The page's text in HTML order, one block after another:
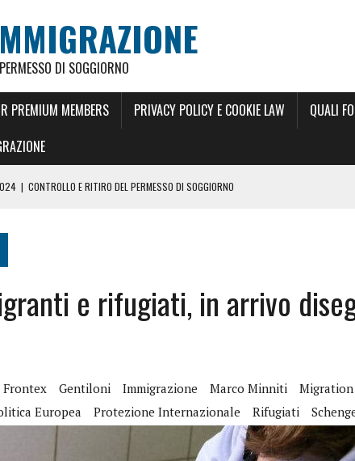
DI SOGGIORNO
PREMIUM MEMBERS PRIVACY POLICY E COOKIE LAW
QUALI
| CONTROLLO E RITIRO DEL PERMESSO DI SOGGIORNO
CARTA DI SOGGIORNO E PERMESSO ILLIMITATO 2024
STATO DEL PERMESSO DI SOGGIORNO
DI SOGGIORNO UE ILLIMITATO ORA 10 ANNI
FLUSSI 2025 GRANDI ANZIANI E DISABILI
LE QUOTE PER TIPOLOGIE DI LAVORO
2025 ANCHE PER STRANIERI
e rifugiati, in arrivo
Frontex Gentiloni Immigrazione Marco Minniti
Europea Protezione Internazionale Rifugiati